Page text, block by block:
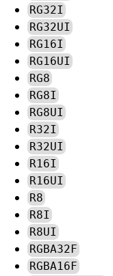
RG32I
RG32UI
RG16I
RG16UI
RG8
RG8I
RG8UI
R32I
R32UI
R16I
R16UI
R8
R8I
R8UI
RGBA32F
RGBA16F